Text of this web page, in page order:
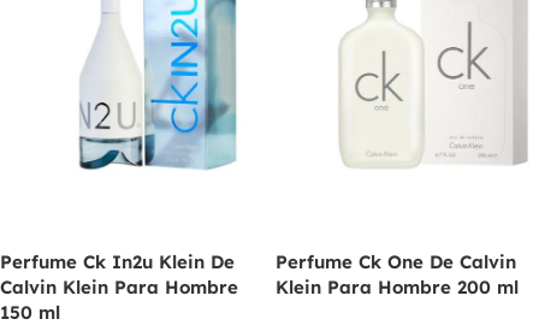
Perfume Ck In2u Klein De
Calvin Klein Para Hombre
150 ml
Perfume Ck One De Calvin
Klein Para Hombre 200 ml